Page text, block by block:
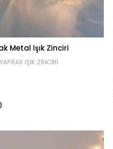
Metal Işık Zinciri
IŞIK ZİNCİRİ
ÇALIŞIR
DEĞİLDİR
İÇİNDİR.